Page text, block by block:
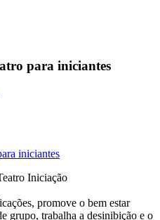
para iniciantes
Iniciação
promove o bem estar
grupo, trabalha a desinibição e o